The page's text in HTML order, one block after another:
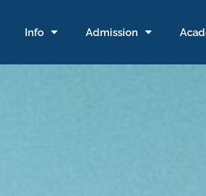
Info Admission